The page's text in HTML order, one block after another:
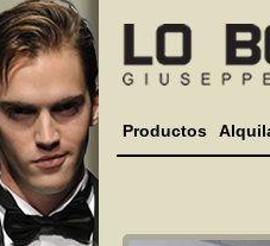
Productos